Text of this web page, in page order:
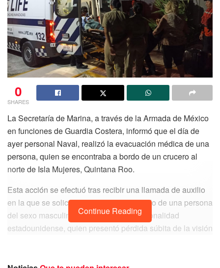
0
SHARES
La Secretaría de Marina, a través de la Armada de México
en funciones de Guardia Costera, informó que el día de
ayer personal Naval, realizó la evacuación médica de una
persona, quien se encontraba a bordo de un crucero al
norte de Isla Mujeres, Quintana Roo.
Esta acción se efectuó tras recibir una llamada de auxilio
en la que se solicitó apoyo para el traslado de una persona
del sexo masculino de 77 años y de nacionalidad
estadounidense, quien presentó pérdida súbita de la visión
Continue Reading